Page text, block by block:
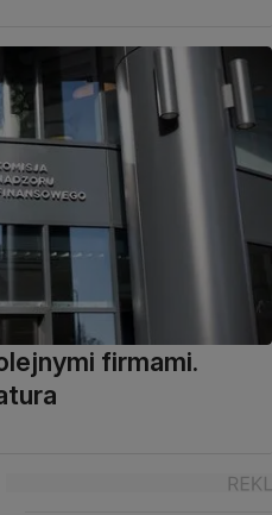
firmami.